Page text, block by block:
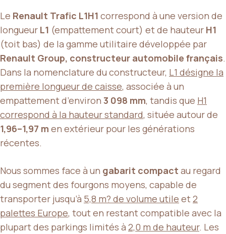
Le Renault Trafic L1H1 correspond à une version de
longueur L1 (empattement court) et de hauteur H1
(toit bas) de la gamme utilitaire développée par
Renault Group, constructeur automobile français.
Dans la nomenclature du constructeur, L1 désigne la
première longueur de caisse, associée à un
empattement d’environ 3 098 mm, tandis que H1
correspond à la hauteur standard, située autour de
1,96–1,97 m en extérieur pour les générations
récentes.
Nous sommes face à un gabarit compact au regard
du segment des fourgons moyens, capable de
transporter jusqu’à 5,8 m? de volume utile et2
palettes Europe, tout en restant compatible avec la
plupart des parkings limités à 2,0 m de hauteur. Les